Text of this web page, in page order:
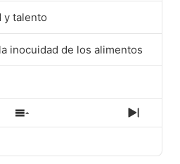
y talento
inocuidad de los alimentos
Show
Next